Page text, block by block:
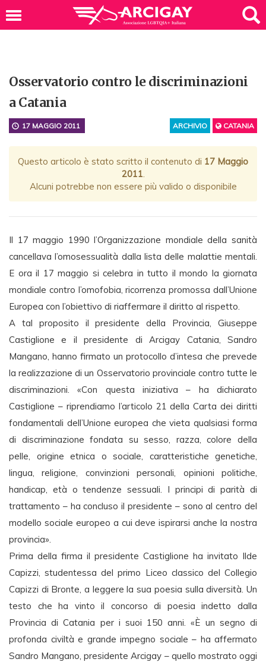
Osservatorio contro le discriminazioni
a Catania
ARCHIVIO CATANIA
17 MAGGIO 2011
Questo articolo è stato scritto il contenuto di 17 Maggio
2011.
Alcuni potrebbe non essere più valido o disponibile
Il 17 maggio 1990 l’Organizzazione mondiale della sanità
cancellava l’omosessualità dalla lista delle malattie mentali.
E ora il 17 maggio si celebra in tutto il mondo la giornata
mondiale contro l’omofobia, ricorrenza promossa dall’Unione
Europea con l’obiettivo di riaffermare il diritto al rispetto.
A tal proposito il presidente della Provincia, Giuseppe
Castiglione e il presidente di Arcigay Catania, Sandro
Mangano, hanno firmato un protocollo d’intesa che prevede
la realizzazione di un Osservatorio provinciale contro tutte le
discriminazioni. «Con questa iniziativa – ha dichiarato
Castiglione – riprendiamo l’articolo 21 della Carta dei diritti
fondamentali dell’Unione europea che vieta qualsiasi forma
di discriminazione fondata su sesso, razza, colore della
pelle, origine etnica o sociale, caratteristiche genetiche,
lingua, religione, convinzioni personali, opinioni politiche,
handicap, età o tendenze sessuali. I principi di parità di
trattamento – ha concluso il presidente – sono al centro del
modello sociale europeo a cui deve ispirarsi anche la nostra
provincia».
Prima della firma il presidente Castiglione ha invitato Ilde
Capizzi, studentessa del primo Liceo classico del Collegio
Capizzi di Bronte, a leggere la sua poesia sulla diversità. Un
testo che ha vinto il concorso di poesia indetto dalla
Provincia di Catania per i suoi 150 anni. «È un segno di
profonda civiltà e grande impegno sociale – ha affermato
Sandro Mangano, presidente Arcigay – quello mostrato oggi